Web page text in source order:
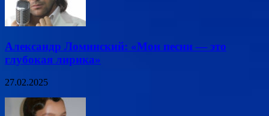
Александр Ломинский: «Мои песни — это
глубокая лирика»
27.02.2025